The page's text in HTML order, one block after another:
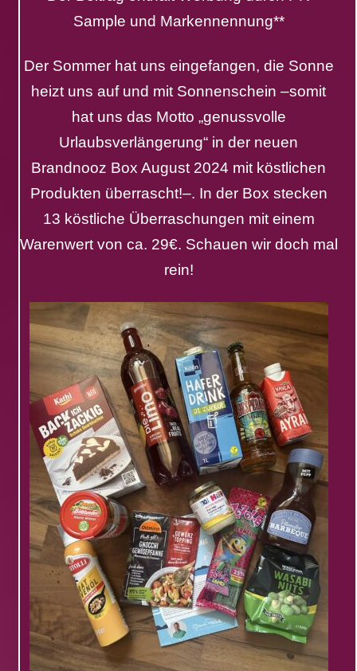
Sample und Markennennung**
Der Sommer hat uns eingefangen, die Sonne
heizt uns auf und mit Sonnenschein –somit
hat uns das Motto „genussvolle
Urlaubsverlängerung“ in der neuen
Brandnooz Box August 2024 mit köstlichen
Produkten überrascht!–. In der Box stecken
13 köstliche Überraschungen mit einem
Warenwert von ca. 29€. Schauen wir doch mal
rein!